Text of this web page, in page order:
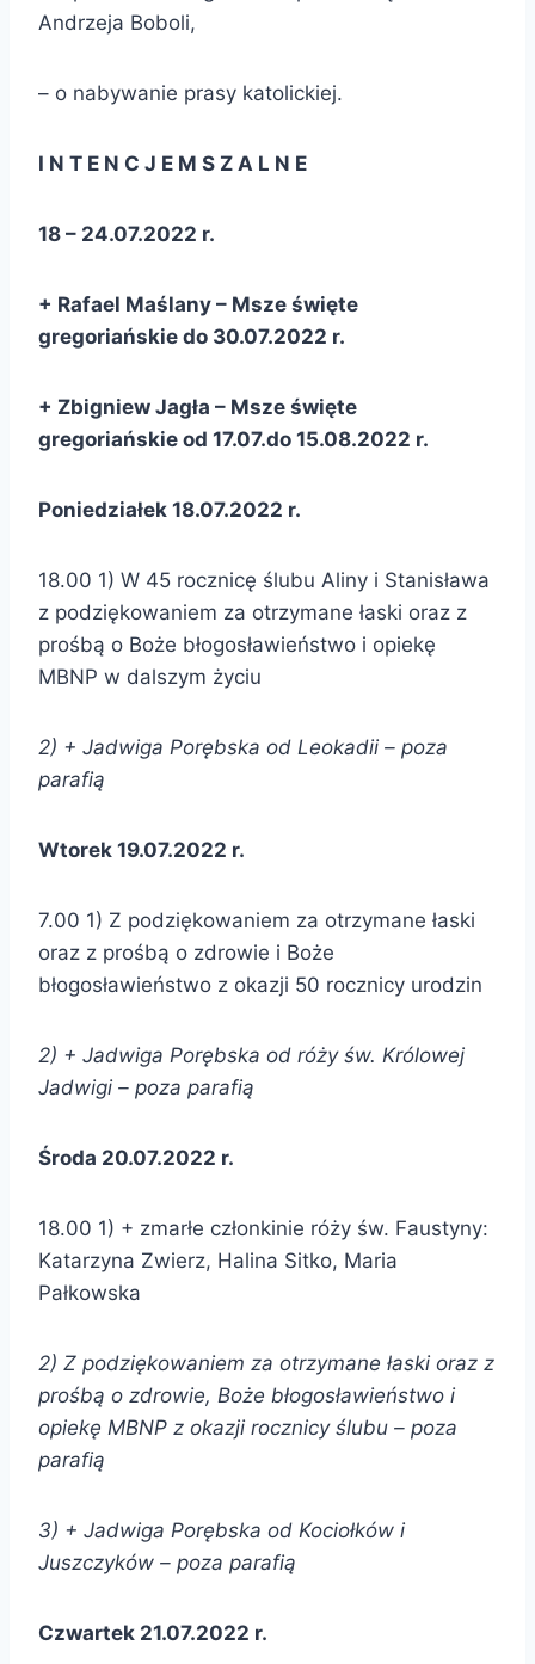
Andrzeja Boboli,
– o nabywanie prasy katolickiej.
I N T E N C J E M S Z A L N E
18 – 24.07.2022 r.
+ Rafael Maślany – Msze święte
gregoriańskie do 30.07.2022 r.
+ Zbigniew Jagła – Msze święte
gregoriańskie od 17.07.do 15.08.2022 r.
Poniedziałek 18.07.2022 r.
18.00 1) W 45 rocznicę ślubu Aliny i Stanisława
z podziękowaniem za otrzymane łaski oraz z
prośbą o Boże błogosławieństwo i opiekę
MBNP w dalszym życiu
2) + Jadwiga Porębska od Leokadii – poza
parafią
Wtorek 19.07.2022 r.
7.00 1) Z podziękowaniem za otrzymane łaski
oraz z prośbą o zdrowie i Boże
błogosławieństwo z okazji 50 rocznicy urodzin
2) + Jadwiga Porębska od róży św. Królowej
Jadwigi – poza parafią
Środa 20.07.2022 r.
18.00 1) + zmarłe członkinie róży św. Faustyny:
Katarzyna Zwierz, Halina Sitko, Maria
Pałkowska
2) Z podziękowaniem za otrzymane łaski oraz z
prośbą o zdrowie, Boże błogosławieństwo i
opiekę MBNP z okazji rocznicy ślubu – poza
parafią
3) + Jadwiga Porębska od Kociołków i
Juszczyków – poza parafią
Czwartek 21.07.2022 r.